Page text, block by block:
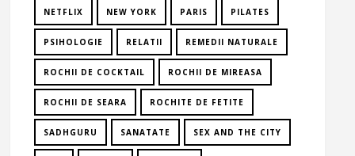
NETFLIX NEW YORK PARIS PILATES
PSIHOLOGIE RELATII REMEDII NATURALE
ROCHII DE COCKTAIL ROCHII DE MIREASA
ROCHII DE SEARA ROCHITE DE FETITE
SADHGURU SANATATE SEX AND THE CITY